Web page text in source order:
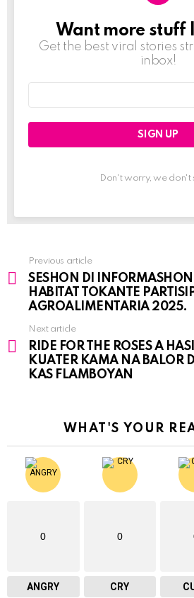
NEWSLETTER
Want more stuff
Get the best viral stories
inbox!
Don't worry, we don't
See
more
Previous article
SESHON DI
HABITAT TOKANTE
AGROALIMENTARIA 2025.
Next article
RIDE FOR THE ROSES A
KUATER KAMA NA BALOR
KAS FLAMBOYAN
WHAT'S YOUR
0
ANGRY
0
CRY